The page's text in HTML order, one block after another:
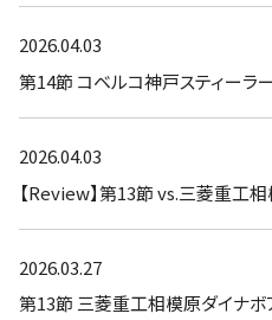
2026.04.03
第14節 コベルコ神戸スティーラ
2026.04.03
【Review】第13節 vs.三菱重工
2026.03.27
第13節 三菱重工相模原ダイナボ